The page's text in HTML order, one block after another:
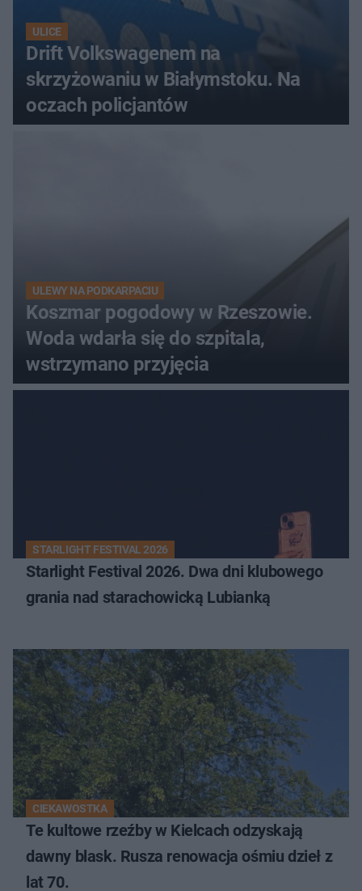
ULICE
Drift Volkswagenem na
skrzyżowaniu w Białymstoku. Na
oczach policjantów
ULEWY NA PODKARPACIU
Koszmar pogodowy w Rzeszowie.
Woda wdarła się do szpitala,
wstrzymano przyjęcia
STARLIGHT FESTIVAL 2026
Starlight Festival 2026. Dwa dni klubowego
grania nad starachowicką Lubianką
CIEKAWOSTKA
Te kultowe rzeźby w Kielcach odzyskają
dawny blask. Rusza renowacja ośmiu dzieł z
lat 70.